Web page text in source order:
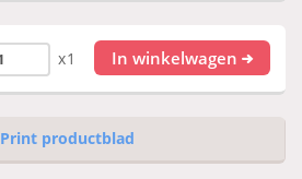
x1 In winkelwagen
Print productblad